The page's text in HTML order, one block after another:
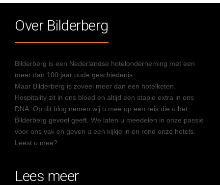
Over Bilderberg
Bilderberg is een Nederlandse hotelonderneming met een
meer dan 100 jaar oude geschiedenis.
Maar Bilderberg is zoveel meer dan een hotelketen.
Hospitality zit in ons bloed en altijd een stapje extra in ons
DNA. Op dit blog nemen wij u mee op een reis die u het
Bilderberg gevoel geeft. We laten u meedelen in onze passie
voor ons vak en geven u een kijkje in en rond onze hotels.
Leest u mee?
Lees meer